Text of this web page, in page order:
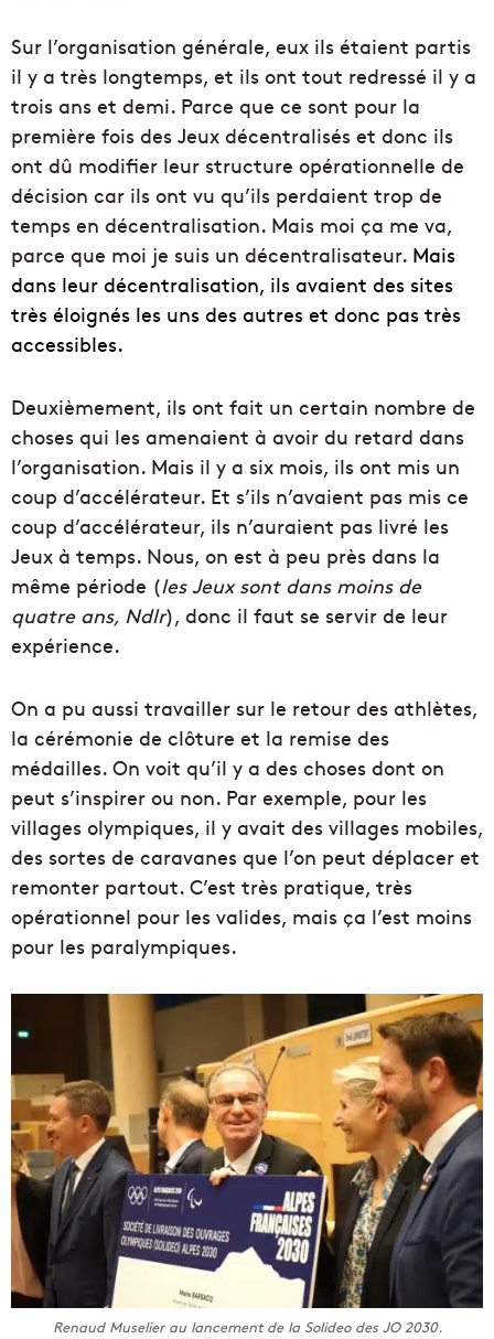
Sur l’organisation générale, eux ils étaient partis
il y a très longtemps, et ils ont tout redressé il y a
trois ans et demi. Parce que ce sont pour la
première fois des Jeux décentralisés et donc ils
ont dû modifier leur structure opérationnelle de
décision car ils ont vu qu’ils perdaient trop de
temps en décentralisation. Mais moi ça me va,
parce que moi je suis un décentralisateur. Mais
dans leur décentralisation, ils avaient des sites
très éloignés les uns des autres et donc pas très
accessibles.
Deuxièmement, ils ont fait un certain nombre de
choses qui les amenaient à avoir du retard dans
l’organisation. Mais il y a six mois, ils ont mis un
coup d’accélérateur. Et s’ils n’avaient pas mis ce
coup d’accélérateur, ils n’auraient pas livré les
Jeux à temps. Nous, on est à peu près dans la
même période (les Jeux sont dans moins de
quatre ans, Ndlr), donc il faut se servir de leur
expérience.
On a pu aussi travailler sur le retour des athlètes,
la cérémonie de clôture et la remise des
médailles. On voit qu’il y a des choses dont on
peut s’inspirer ou non. Par exemple, pour les
villages olympiques, il y avait des villages mobiles,
des sortes de caravanes que l’on peut déplacer et
remonter partout. C’est très pratique, très
opérationnel pour les valides, mais ça l’est moins
pour les paralympiques.
Renaud Muselier au lancement de la Solideo des JO 2030.